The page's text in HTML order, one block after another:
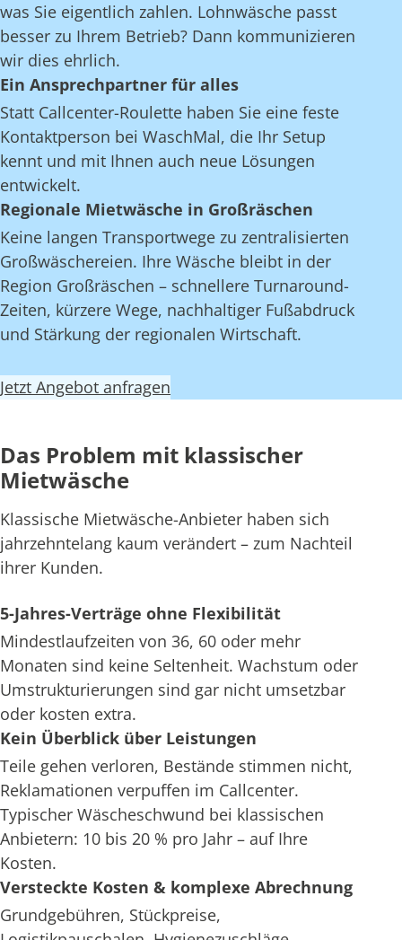
was Sie eigentlich zahlen. Lohnwäsche passt
besser zu Ihrem Betrieb? Dann kommunizieren
wir dies ehrlich.
Ein Ansprechpartner für alles
Statt Callcenter-Roulette haben Sie eine feste
Kontaktperson bei WaschMal, die Ihr Setup
kennt und mit Ihnen auch neue Lösungen
entwickelt.
Regionale Mietwäsche in Großräschen
Keine langen Transportwege zu zentralisierten
Großwäschereien. Ihre Wäsche bleibt in der
Region Großräschen – schnellere Turnaround-
Zeiten, kürzere Wege, nachhaltiger Fußabdruck
und Stärkung der regionalen Wirtschaft.
Jetzt Angebot anfragen
Das Problem mit klassischer
Mietwäsche
Klassische Mietwäsche-Anbieter haben sich
jahrzehntelang kaum verändert – zum Nachteil
ihrer Kunden.
5-Jahres-Verträge ohne Flexibilität
Mindestlaufzeiten von 36, 60 oder mehr
Monaten sind keine Seltenheit. Wachstum oder
Umstrukturierungen sind gar nicht umsetzbar
oder kosten extra.
Kein Überblick über Leistungen
Teile gehen verloren, Bestände stimmen nicht,
Reklamationen verpuffen im Callcenter.
Typischer Wäscheschwund bei klassischen
Anbietern: 10 bis 20 % pro Jahr – auf Ihre
Kosten.
Versteckte Kosten & komplexe Abrechnung
Grundgebühren, Stückpreise,